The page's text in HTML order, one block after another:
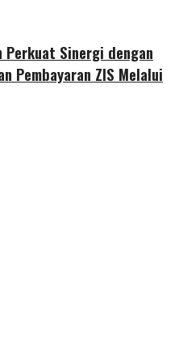
Perkuat Sinergi dengan
Pembayaran ZIS Melalui